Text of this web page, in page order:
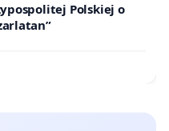
Polskiej o